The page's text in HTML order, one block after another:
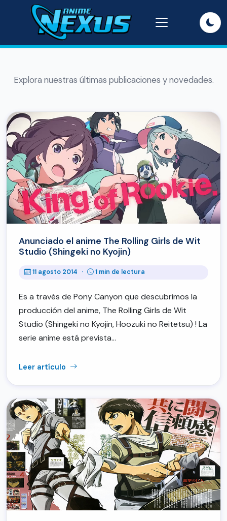
Explora nuestras últimas publicaciones y novedades.
Anunciado el anime The Rolling Girls de Wit
Studio (Shingeki no Kyojin)
11 agosto 2014 · 1 min de lectura
Es a través de Pony Canyon que descubrimos la
producción del anime, The Rolling Girls de Wit
Studio (Shingeki no Kyojin, Hoozuki no Reitetsu) ! La
serie anime está prevista…
Leer artículo